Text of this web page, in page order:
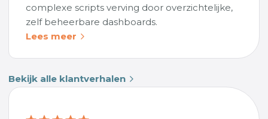
complexe scripts verving door overzichtelijke,
zelf beheerbare dashboards.
Lees meer
Bekijk alle klantverhalen